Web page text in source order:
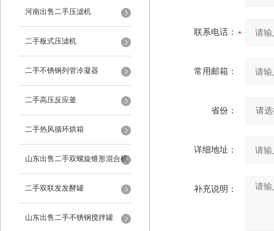
河南出售二手压滤机
二手板式压滤机
二手不锈钢列管冷凝器
二手高压反应釜
二手热风循环烘箱
山东出售二手双螺旋锥形混合机
二手双联发发酵罐
山东出售二手不锈钢搅拌罐
联系电话：
常用邮箱：
省份：
详细地址：
补充说明：